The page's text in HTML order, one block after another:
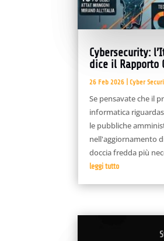
Cybersecurity:
dice il Rapporto
26 Feb 2026 Cyber
Se pensavate che il
informatica
le pubbliche
nell'aggiornamento
doccia fredda più
leggi tutto